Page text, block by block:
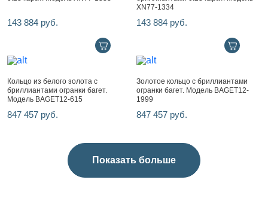
143 884 руб.
XN77-1334
143 884 руб.
Кольцо из белого золота с
бриллиантами огранки багет.
Модель BAGET12-615
847 457 руб.
Золотое кольцо с бриллиантами
огранки багет. Модель BAGET12-
1999
847 457 руб.
Показать больше